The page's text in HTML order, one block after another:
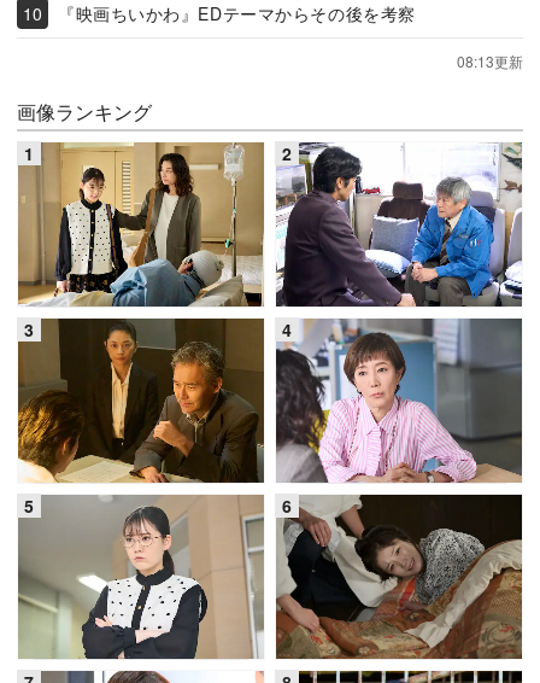
『映画ちいかわ』EDテーマからその後を考察
08:13更新
画像ランキング